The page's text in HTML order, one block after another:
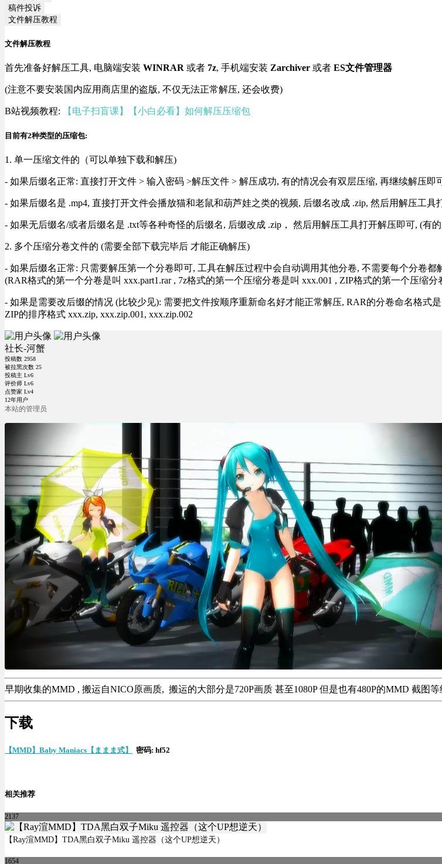
稿件投诉
文件解压教程
文件解压教程
首先准备好解压工具, 电脑端安装 WINRAR 或者 7z, 手机端安装 Zarchiver 或者 ES文件管理器
(注意不要安装国内应用商店里的盗版, 不仅无法正常解压, 还会收费)
B站视频教程: 【电子扫盲课】【小白必看】如何解压压缩包
目前有2种类型的压缩包:
1. 单一压缩文件的（可以单独下载和解压)
- 如果后缀名正常: 直接打开文件 > 输入密码 >解压文件 > 解压成功, 有的情况会有双层压缩, 再继续解压即
- 如果后缀名是 .mp4, 直接打开文件会播放猫和老鼠和葫芦娃之类的视频, 后缀名改成 .zip, 然后用解压工具
- 如果无后缀名/或者后缀名是 .txt等各种奇怪的后缀名, 后缀改成 .zip， 然后用解压工具打开解压即可, (有
2. 多个压缩分卷文件的 (需要全部下载完毕后 才能正确解压)
- 如果后缀名正常: 只需要解压第一个分卷即可, 工具在解压过程中会自动调用其他分卷, 不需要每个分卷
(RAR格式的第一个分卷是叫 xxx.part1.rar , 7z格式的第一个压缩分卷是叫 xxx.001 , ZIP格式的第一个压缩
- 如果是需要改后缀的情况 (比较少见): 需要把文件按顺序重新命名好才能正常解压, RAR的分卷命名格式是
ZIP的排序格式 xxx.zip, xxx.zip.001, xxx.zip.002
社长-河蟹
投稿数 2958
被拉黑次数 25
投稿主 Lv6
评价师 Lv6
点赞家 Lv4
12年用户
本站的管理员
早期收集的MMD , 搬运自NICO原画质, 搬运的大部分是720P画质 甚至1080P 但是也有480P的MMD 截图
下载
【MMD】Baby Maniacs【ままま式】 密码: hf52
相关推荐
2137
【Ray渲MMD】TDA黑白双子Miku 遥控器（这个UP想逆天）
1654